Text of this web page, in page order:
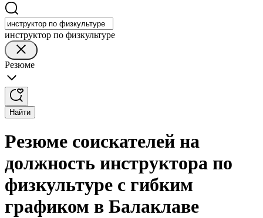
инструктор по физкультуре
Резюме
Найти
Резюме соискателей на
должность инструктора по
физкультуре с гибким
графиком в Балаклаве